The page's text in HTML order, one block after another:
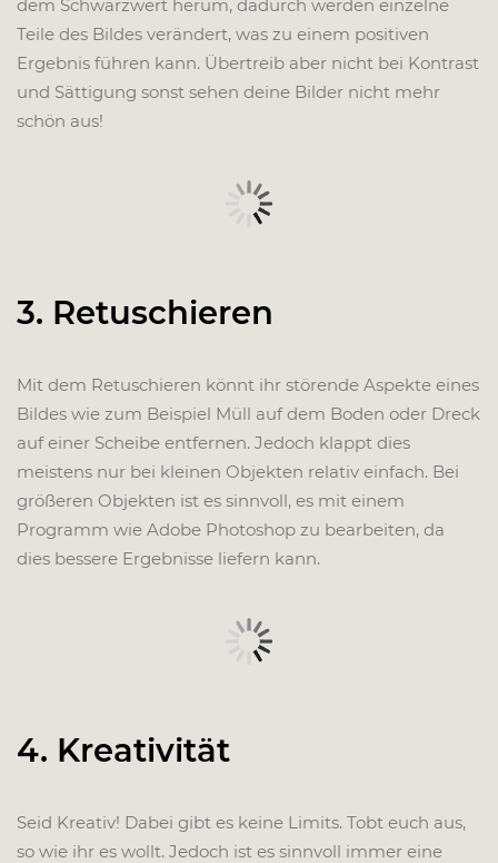
dem Schwarzwert herum, dadurch werden einzelne
Teile des Bildes verändert, was zu einem positiven
Ergebnis führen kann. Übertreib aber nicht bei Kontrast
und Sättigung sonst sehen deine Bilder nicht mehr
schön aus!
3. Retuschieren
Mit dem Retuschieren könnt ihr störende Aspekte eines
Bildes wie zum Beispiel Müll auf dem Boden oder Dreck
auf einer Scheibe entfernen. Jedoch klappt dies
meistens nur bei kleinen Objekten relativ einfach. Bei
größeren Objekten ist es sinnvoll, es mit einem
Programm wie Adobe Photoshop zu bearbeiten, da
dies bessere Ergebnisse liefern kann.
4. Kreativität
Seid Kreativ! Dabei gibt es keine Limits. Tobt euch aus,
so wie ihr es wollt. Jedoch ist es sinnvoll immer eine